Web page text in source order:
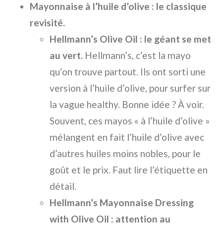
Mayonnaise à l’huile d’olive : le classique
revisité.
Hellmann’s Olive Oil : le géant se met
au vert. Hellmann’s, c’est la mayo
qu’on trouve partout. Ils ont sorti une
version à l’huile d’olive, pour surfer sur
la vague healthy. Bonne idée ? À voir.
Souvent, ces mayos « à l’huile d’olive »
mélangent en fait l’huile d’olive avec
d’autres huiles moins nobles, pour le
goût et le prix. Faut lire l’étiquette en
détail.
Hellmann’s Mayonnaise Dressing
with Olive Oil : attention au